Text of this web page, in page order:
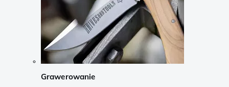
Grawerowanie